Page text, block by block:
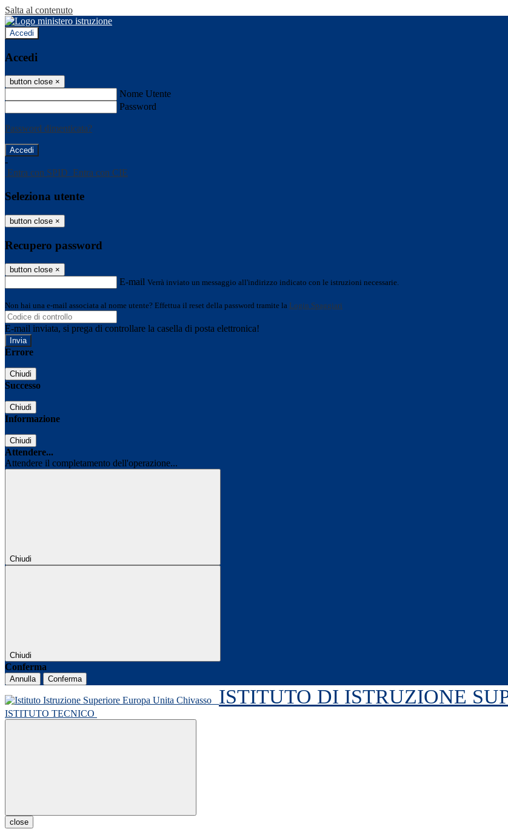
Salta al contenuto
Accedi
Accedi
button close ×
Nome Utente
Password
Password dimenticata?
-
Entra con SPID Entra con CIE
Seleziona utente
button close ×
Recupero password
button close ×
E-mail Verrà inviato un messaggio all'indirizzo indicato con le istruzioni necessarie.
Non hai una e-mail associata al nome utente? Effettua il reset della password tramite la Login Spaggiari
E-mail inviata, si prega di controllare la casella di posta elettronica!
Errore
Chiudi
Successo
Chiudi
Informazione
Chiudi
Attendere...
Attendere il completamento dell'operazione...
Chiudi
Chiudi
Conferma
Annulla Conferma
ISTITUTO DI ISTRUZIONE
ISTITUTO TECNICO
close